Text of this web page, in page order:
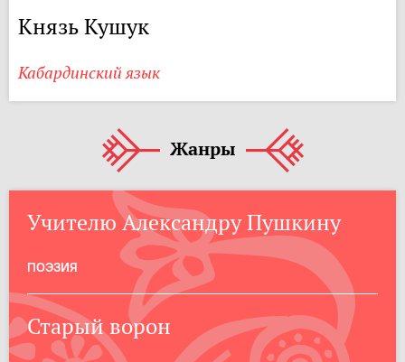
Князь Кушук
Кабардинский язык
Жанры
Учителю Александру Пушкину
ПОЭЗИЯ
Старый ворон